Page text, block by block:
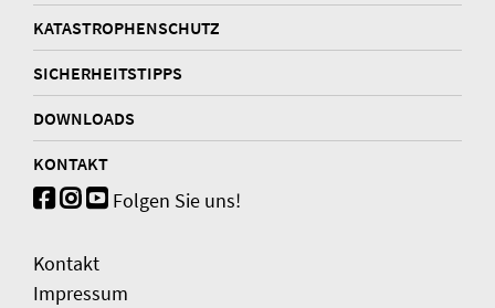
KATASTROPHENSCHUTZ
SICHERHEITSTIPPS
DOWNLOADS
KONTAKT
Folgen Sie uns!
Kontakt
Impressum